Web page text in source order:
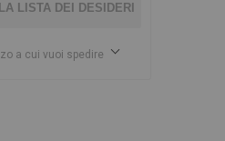
LISTA DEI DESIDERI
a cui vuoi spedire